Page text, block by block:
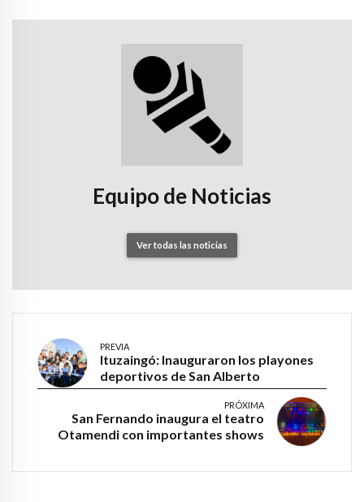
Equipo de Noticias
Ver todas las noticias
PREVIA
Ituzaingó: Inauguraron los playones
deportivos de San Alberto
PRÓXIMA
San Fernando inaugura el teatro
Otamendi con importantes shows